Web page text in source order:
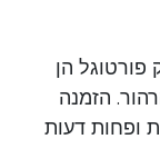
פורטוגל הן
הזמנה
ופחות דעות